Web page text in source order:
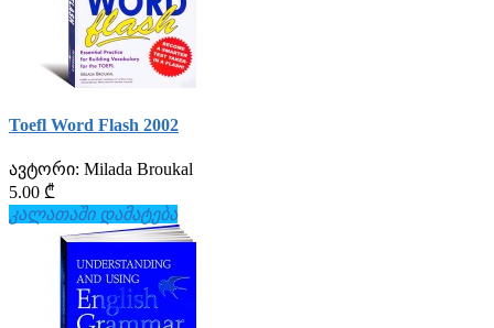
Toefl Word Flash 2002
ავტორი: Milada Broukal
5.00 ₾
კალათაში დამატება